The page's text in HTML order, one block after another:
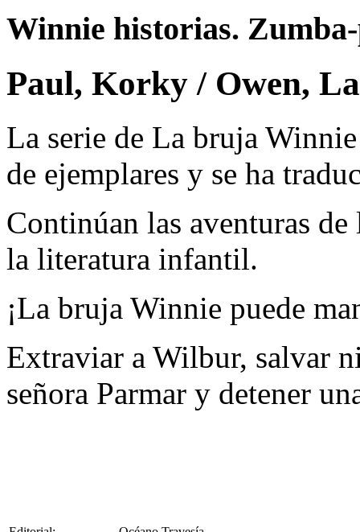
Winnie historias.
Paul, Korky / Owen,
La serie de La bruja
de ejemplares y se ha
Continúan las aventuras
la literatura infantil.
¡La bruja Winnie puede
Extraviar a Wilbur, salvar
señora Parmar y detener